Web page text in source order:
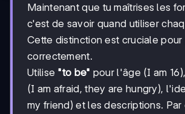
Maintenant que tu maîtrises les
c'est de savoir quand utiliser
Cette distinction est cruciale pour
correctement.
Utilise "to be" pour l'âge (I am
(I am afraid, they are hungry),
my friend) et les descriptions. Par